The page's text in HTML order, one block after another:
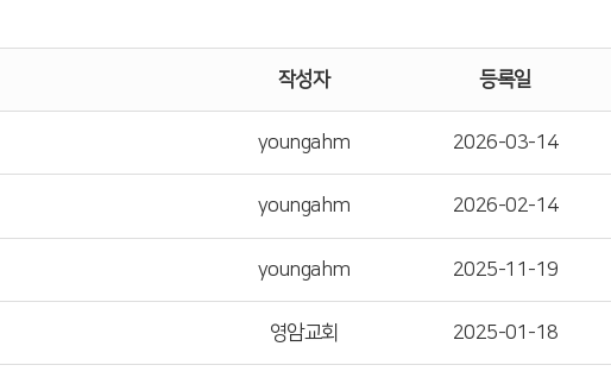
작성자 등록일
youngahm 2026-03-14
youngahm 2026-02-14
youngahm 2025-11-19
영암교회 2025-01-18